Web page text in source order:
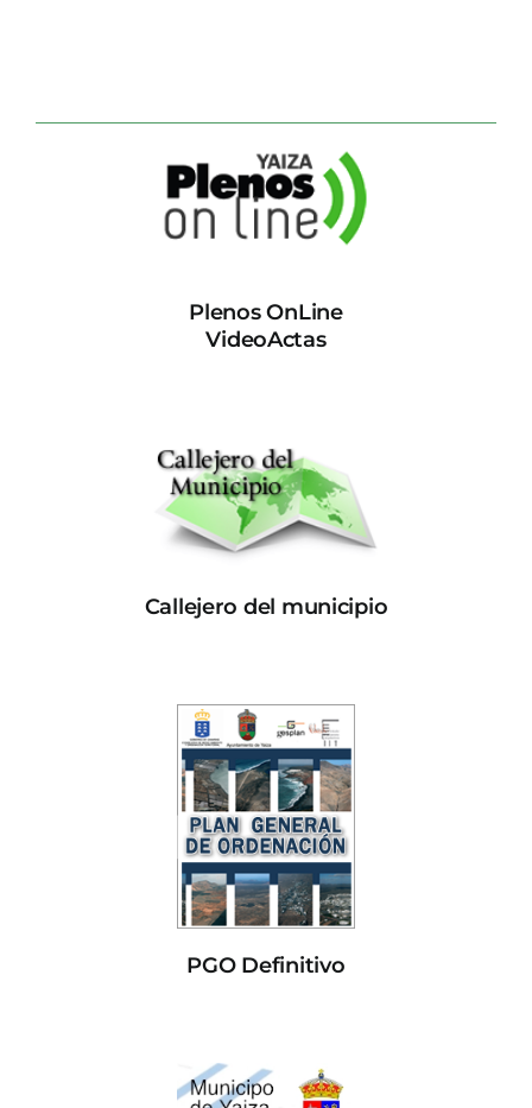
Plenos OnLine
VideoActas
Callejero del municipio
PGO Definitivo